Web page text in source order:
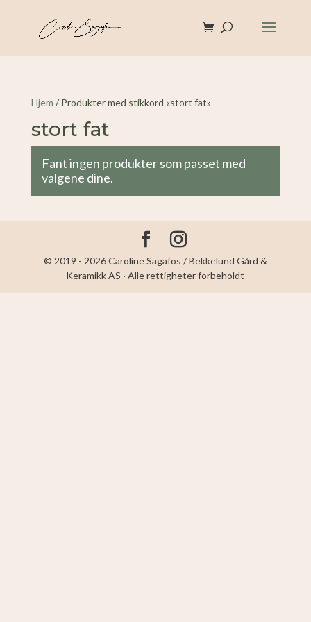
Hjem / Produkter med stikkord «stort fat»
stort fat
Fant ingen produkter som passet med
valgene dine.
© 2019 - 2026 Caroline Sagafos / Bekkelund Gård &
Keramikk AS · Alle rettigheter forbeholdt